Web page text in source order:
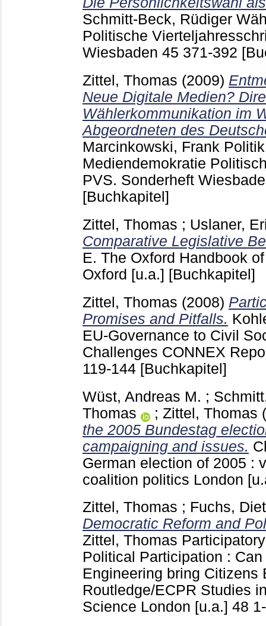
Schmitt-Beck, Rüdiger
Politische
Wiesbaden 45 371-392
Zittel, Thomas (2009)
Neue Digitale Medien?
Wählerkommunikation im
Abgeordneten des
Marcinkowski, Frank
Mediendemokratie
PVS. Sonderheft
[Buchkapitel]
Zittel, Thomas ; Uslaner,
Comparative Legislative
E. The Oxford Handbook
Oxford [u.a.] [Buchkapitel]
Zittel, Thomas (2008)
Promises and Pitfalls.
EU-Governance to Civil
Challenges CONNEX
119-144 [Buchkapitel]
Wüst, Andreas M. ;
Thomas
; Zittel, Thomas
the 2005 Bundestag
campaigning and issues.
German election of 2005 :
coalition politics London
Zittel, Thomas ; Fuchs,
Democratic Reform and
Zittel, Thomas
Political Participation :
Engineering bring Citizens
Routledge/ECPR Studies
Science London [u.a.] 48